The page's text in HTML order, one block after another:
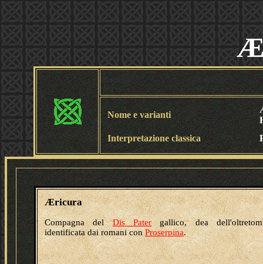
Nome e varianti
Interpretazione classica
Æricura
Compagna delDis Patergallico, dea
identificata dai romani conProserpina.